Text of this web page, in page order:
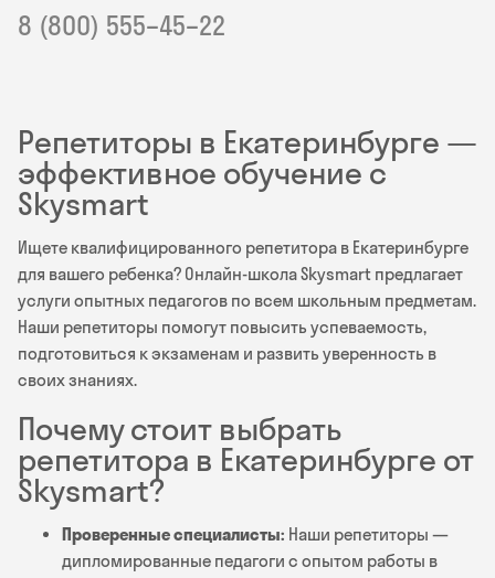
8 (800) 555–45–22
Репетиторы в Екатеринбурге —
эффективное обучение с
Skysmart
Ищете квалифицированного репетитора в Екатеринбурге
для вашего ребенка? Онлайн-школа Skysmart предлагает
услуги опытных педагогов по всем школьным предметам.
Наши репетиторы помогут повысить успеваемость,
подготовиться к экзаменам и развить уверенность в
своих знаниях.
Почему стоит выбрать
репетитора в Екатеринбурге от
Skysmart?
Проверенные специалисты: Наши репетиторы —
дипломированные педагоги с опытом работы в